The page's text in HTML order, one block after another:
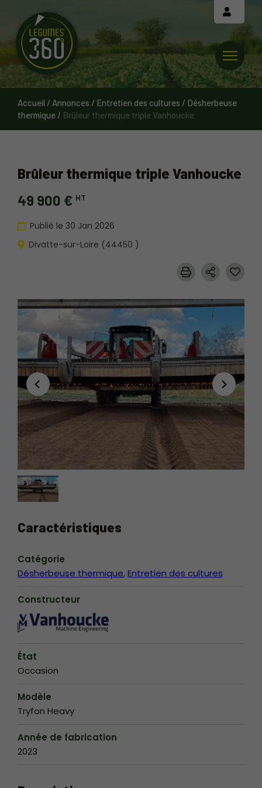
Accueil / Annonces / Entretien des cultures / Désherbeuse
thermique / Brûleur thermique triple Vanhoucke
Brûleur thermique triple Vanhoucke
49 900 € HT
Publié le 30 Jan 2026
Divatte-sur-Loire (44450 )
Caractéristiques
Catégorie
Désherbeuse thermique Entretien des cultures
Constructeur
État
Occasion
Modèle
Tryfon Heavy
Année de fabrication
2023